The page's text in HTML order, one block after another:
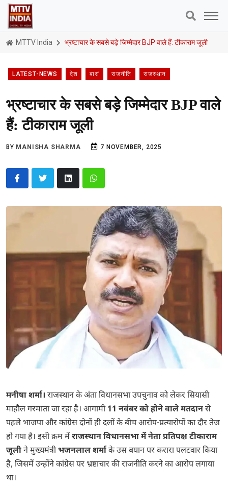
MTTV India भ्रष्टाचार के सबसे बड़े जिम्मेदार BJP वाले हैं: टीकाराम जूली
LATEST-NEWS देश बारां राजनीति राजस्थान
भ्रष्टाचार के सबसे बड़े जिम्मेदार BJP वाले
हैं: टीकाराम जूली
BY MANISHA SHARMA 7 NOVEMBER, 2025
मनीषा शर्मा। राजस्थान के अंता विधानसभा उपचुनाव को लेकर सियासी
माहौल गरमाता जा रहा है। आगामी11 नवंबर को होने वाले मतदानसे
पहले भाजपा और कांग्रेस दोनों ही दलों के बीच आरोप-प्रत्यारोपों का दौर तेज
हो गया है। इसी क्रम मेंराजस्थान विधानसभा में नेता प्रतिपक्ष टीकाराम
जूलीने मुख्यमंत्रीभजनलाल शर्माके उस बयान पर करारा पलटवार किया
है, जिसमें उन्होंने कांग्रेस पर भ्रष्टाचार की राजनीति करने का आरोप लगाया
था।